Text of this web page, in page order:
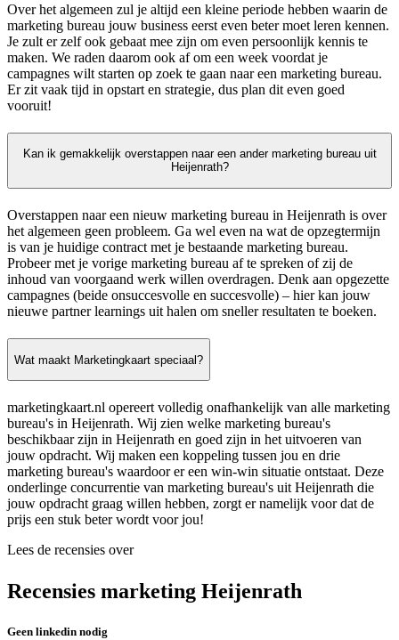
Over het algemeen zul je altijd een kleine periode hebben waarin de
marketing bureau jouw business eerst even beter moet leren kennen.
Je zult er zelf ook gebaat mee zijn om even persoonlijk kennis te
maken. We raden daarom ook af om een week voordat je
campagnes wilt starten op zoek te gaan naar een marketing bureau.
Er zit vaak tijd in opstart en strategie, dus plan dit even goed
vooruit!
Kan ik gemakkelijk overstappen naar een ander marketing bureau uit
Heijenrath?
Overstappen naar een nieuw marketing bureau in Heijenrath is over
het algemeen geen probleem. Ga wel even na wat de opzegtermijn
is van je huidige contract met je bestaande marketing bureau.
Probeer met je vorige marketing bureau af te spreken of zij de
inhoud van voorgaand werk willen overdragen. Denk aan opgezette
campagnes (beide onsuccesvolle en succesvolle) – hier kan jouw
nieuwe partner learnings uit halen om sneller resultaten te boeken.
Wat maakt Marketingkaart speciaal?
marketingkaart.nl opereert volledig onafhankelijk van alle marketing
bureau's in Heijenrath. Wij zien welke marketing bureau's
beschikbaar zijn in Heijenrath en goed zijn in het uitvoeren van
jouw opdracht. Wij maken een koppeling tussen jou en drie
marketing bureau's waardoor er een win-win situatie ontstaat. Deze
onderlinge concurrentie van marketing bureau's uit Heijenrath die
jouw opdracht graag willen hebben, zorgt er namelijk voor dat de
prijs een stuk beter wordt voor jou!
Lees de recensies over
Recensies marketing Heijenrath
Geen linkedin nodig